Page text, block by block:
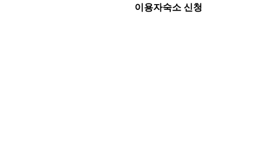
이용자숙소 신청